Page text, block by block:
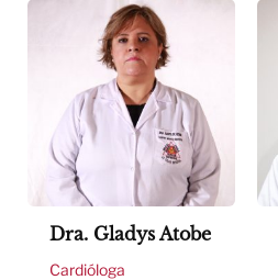
Dra. Gladys Atobe
Cardióloga